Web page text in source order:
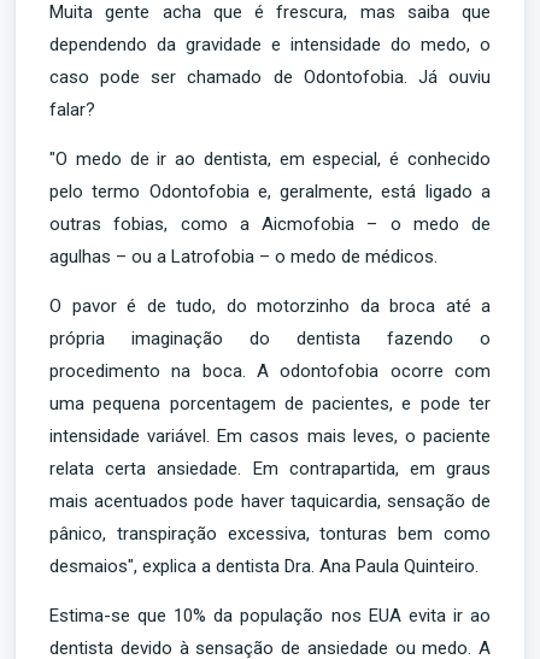
Muita gente acha que é frescura, mas saiba que
dependendo da gravidade e intensidade do medo, o
caso pode ser chamado de Odontofobia. Já ouviu
falar?
"O medo de ir ao dentista, em especial, é conhecido
pelo termo Odontofobia e, geralmente, está ligado a
outras fobias, como a Aicmofobia – o medo de
agulhas – ou a Latrofobia – o medo de médicos.
O pavor é de tudo, do motorzinho da broca até a
própria imaginação do dentista fazendo o
procedimento na boca. A odontofobia ocorre com
uma pequena porcentagem de pacientes, e pode ter
intensidade variável. Em casos mais leves, o paciente
relata certa ansiedade. Em contrapartida, em graus
mais acentuados pode haver taquicardia, sensação de
pânico, transpiração excessiva, tonturas bem como
desmaios", explica a dentista Dra. Ana Paula Quinteiro.
Estima-se que 10% da população nos EUA evita ir ao
dentista devido à sensação de ansiedade ou medo. A